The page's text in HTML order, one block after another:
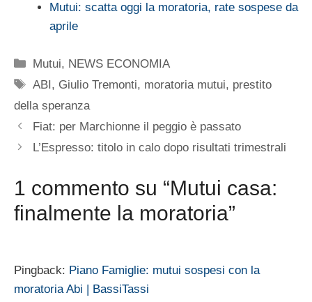
Mutui: scatta oggi la moratoria, rate sospese da
aprile
Categorie
Mutui, NEWS ECONOMIA
Tag
ABI, Giulio Tremonti, moratoria mutui, prestito
della speranza
Fiat: per Marchionne il peggio è passato
L’Espresso: titolo in calo dopo risultati trimestrali
1 commento su “Mutui casa:
finalmente la moratoria”
Pingback: Piano Famiglie: mutui sospesi con la
moratoria Abi | BassiTassi